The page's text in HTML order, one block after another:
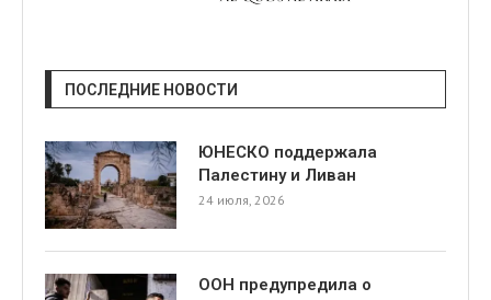
ПОСЛЕДНИЕ НОВОСТИ
ЮНЕСКО поддержала
Палестину и Ливан
24 июля, 2026
ООН предупредила о